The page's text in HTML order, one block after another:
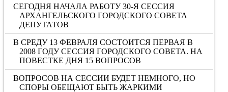
СЕГОДНЯ НАЧАЛА РАБОТУ 30-Я СЕССИЯ
АРХАНГЕЛЬСКОГО ГОРОДСКОГО СОВЕТА
ДЕПУТАТОВ
В СРЕДУ 13 ФЕВРАЛЯ СОСТОИТСЯ ПЕРВАЯ В
2008 ГОДУ СЕССИЯ ГОРОДСКОГО СОВЕТА. НА
ПОВЕСТКЕ ДНЯ 15 ВОПРОСОВ
ВОПРОСОВ НА СЕССИИ БУДЕТ НЕМНОГО, НО
СПОРЫ ОБЕЩАЮТ БЫТЬ ЖАРКИМИ